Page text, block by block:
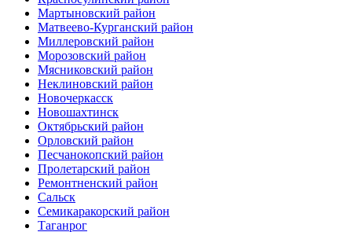
Мартыновский район
Матвеево-Курганский район
Миллеровский район
Морозовский район
Мясниковский район
Неклиновский район
Новочеркасск
Новошахтинск
Октябрьский район
Орловский район
Песчанокопский район
Пролетарский район
Ремонтненский район
Сальск
Семикаракорский район
Таганрог